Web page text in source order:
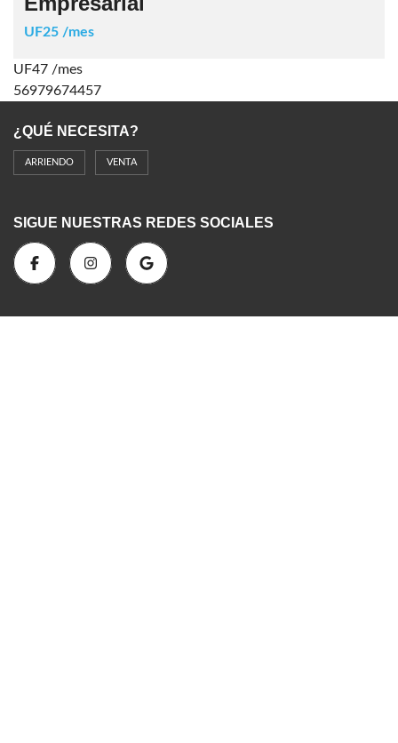
UF25 /mes
UF47 /mes
56979674457
¿QUÉ NECESITA?
ARRIENDO VENTA
SIGUE NUESTRAS REDES SOCIALES